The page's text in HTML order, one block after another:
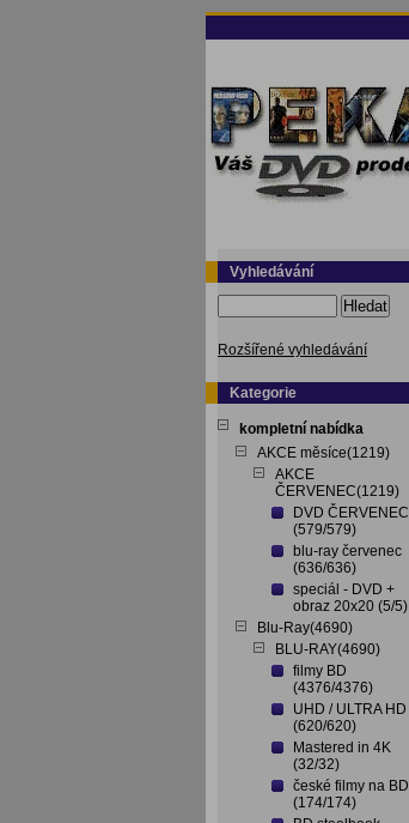
Vyhledávání
Hledat
Rozšířené vyhledávání
Kategorie
kompletní nabídka
AKCE měsíce(1219)
AKCE
ČERVENEC(1219)
DVD ČERVENEC
(579/579)
blu-ray červenec
(636/636)
speciál - DVD +
obraz 20x20 (5/5)
Blu-Ray(4690)
BLU-RAY(4690)
filmy BD
(4376/4376)
UHD / ULTRA HD
(620/620)
Mastered in 4K
(32/32)
české filmy na BD
(174/174)